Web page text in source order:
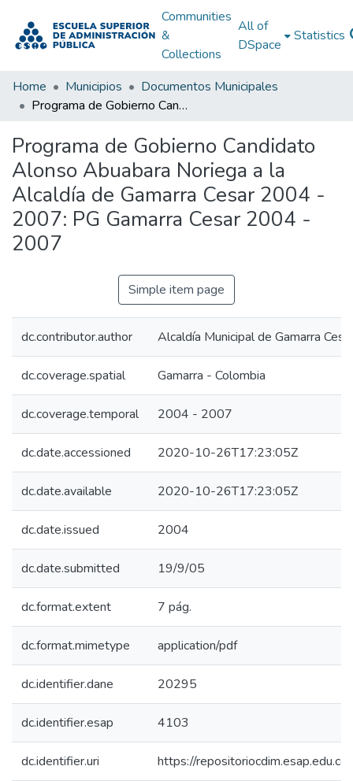
Communities
&
Collections
All of
DSpace
Statistics
Home Municipios
Documentos Municipales
Programa de Gobierno Candidato Alonso Abuabara Noriega a la Alcaldía de Gamarra Cesar 2004 - 2007: PG Gamarra Cesar 2004 - 2007
Programa de Gobierno Candidato
Alonso Abuabara Noriega a la
Alcaldía de Gamarra Cesar 2004 -
2007: PG Gamarra Cesar 2004 -
2007
Simple item page
dc.contributor.author Alcaldía Municipal de Gamarra
dc.coverage.spatial Gamarra - Colombia
dc.coverage.temporal 2004 - 2007
dc.date.accessioned 2020-10-26T17:23:05Z
dc.date.available 2020-10-26T17:23:05Z
dc.date.issued 2004
dc.date.submitted 19/9/05
dc.format.extent 7 pág.
dc.format.mimetype application/pdf
dc.identifier.dane 20295
dc.identifier.esap 4103
dc.identifier.uri https://